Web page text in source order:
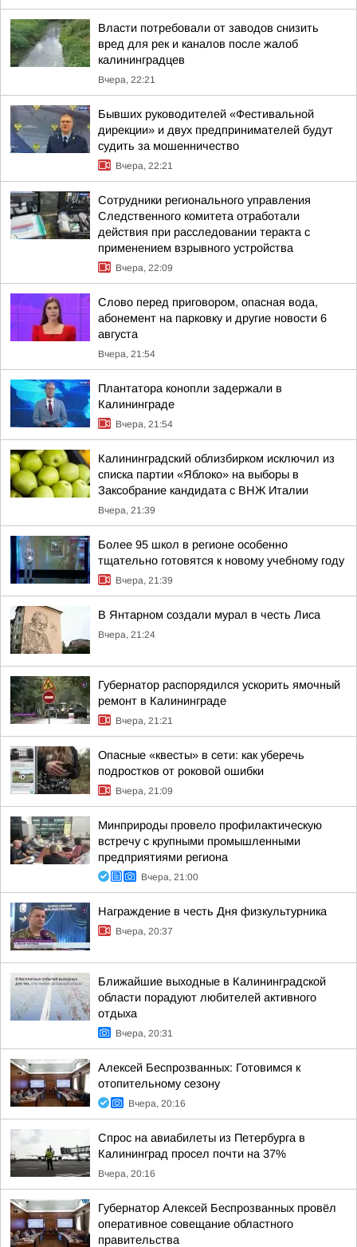
Власти потребовали от заводов снизить
вред для рек и каналов после жалоб
калининградцев
Вчера, 22:21
Бывших руководителей «Фестивальной
дирекции» и двух предпринимателей будут
судить за мошенничество
Вчера, 22:21
Сотрудники регионального управления
Следственного комитета отработали
действия при расследовании теракта с
применением взрывного устройства
Вчера, 22:09
Слово перед приговором, опасная вода,
абонемент на парковку и другие новости 6
августа
Вчера, 21:54
Плантатора конопли задержали в
Калининграде
Вчера, 21:54
Калининградский облизбирком исключил из
списка партии «Яблоко» на выборы в
Заксобрание кандидата с ВНЖ Италии
Вчера, 21:39
Более 95 школ в регионе особенно
тщательно готовятся к новому учебному году
Вчера, 21:39
В Янтарном создали мурал в честь Лиса
Вчера, 21:24
Губернатор распорядился ускорить ямочный
ремонт в Калининграде
Вчера, 21:21
Опасные «квесты» в сети: как уберечь
подростков от роковой ошибки
Вчера, 21:09
Минприроды провело профилактическую
встречу с крупными промышленными
предприятиями региона
Вчера, 21:00
Награждение в честь Дня физкультурника
Вчера, 20:37
Ближайшие выходные в Калининградской
области порадуют любителей активного
отдыха
Вчера, 20:31
Алексей Беспрозванных: Готовимся к
отопительному сезону
Вчера, 20:16
Спрос на авиабилеты из Петербурга в
Калининград просел почти на 37%
Вчера, 20:16
Губернатор Алексей Беспрозванных провёл
оперативное совещание областного
правительства